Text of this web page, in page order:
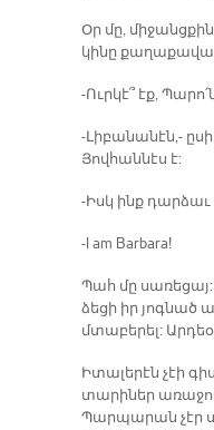
Օր մը,
կի­նը
-Ուր­կէ՞ էք,
-Լի­բա­նա­նէն,-
Յով­հան­նէս է:
-Իսկ ինք
-I am Barbara!
Պահ մը սա­ռե­ցայ:
ձե­ցի իր յոգ­նած
մտա­բե­րել:
Ի­տա­լե­րէն չէի
տա­րի­ներ
Պար­պա­րան չէր